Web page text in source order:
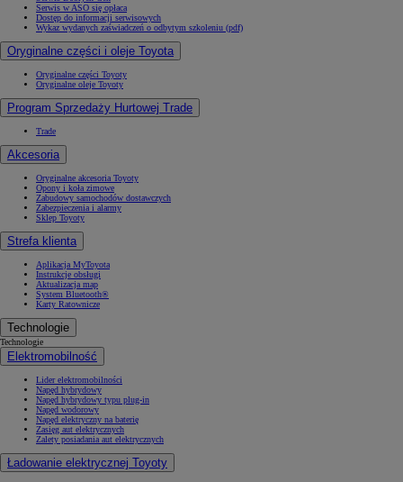
Serwis w ASO się opłaca
Dostęp do informacji serwisowych
Wykaz wydanych zaświadczeń o odbytym szkoleniu (pdf)
Oryginalne części i oleje Toyota
Oryginalne części Toyoty
Oryginalne oleje Toyoty
Program Sprzedaży Hurtowej Trade
Trade
Akcesoria
Oryginalne akcesoria Toyoty
Opony i koła zimowe
Zabudowy samochodów dostawczych
Zabezpieczenia i alarmy
Sklep Toyoty
Strefa klienta
Aplikacja MyToyota
Instrukcje obsługi
Aktualizacja map
System Bluetooth®
Karty Ratownicze
Technologie
Technologie
Elektromobilność
Lider elektromobilności
Napęd hybrydowy
Napęd hybrydowy typu plug-in
Napęd wodorowy
Napęd elektryczny na baterię
Zasięg aut elektrycznych
Zalety posiadania aut elektrycznych
Ładowanie elektrycznej Toyoty